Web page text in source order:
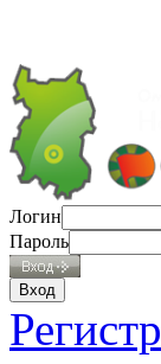
Логин
Пароль